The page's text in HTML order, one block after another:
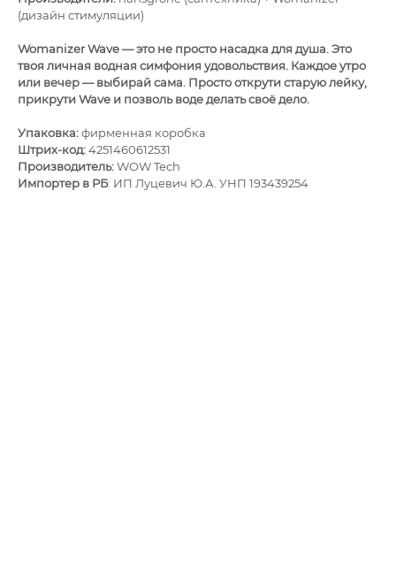
(дизайн стимуляции)
Womanizer Wave — это не просто насадка для душа. Это
твоя личная водная симфония удовольствия. Каждое утро
или вечер — выбирай сама. Просто открути старую лейку,
прикрути Wave и позволь воде делать своё дело.
Упаковка:фирменная коробка
Штрих-код:4251460612531
Производитель:WOW Tech
Импортер в РБ: ИП Луцевич Ю.А. УНП 193439254